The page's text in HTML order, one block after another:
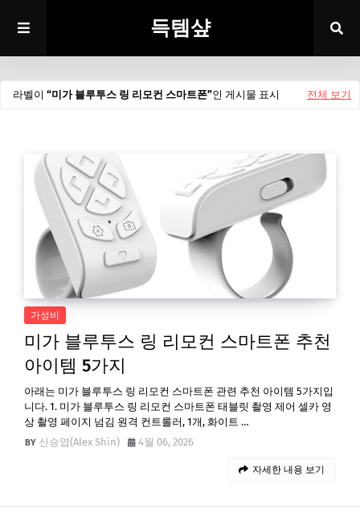
득템샾
라벨이 미가 블루투스 링 리모컨 스마트폰 인 게시물 표시 전체 보기
가성비
미가 블루투스 링 리모컨 스마트폰 추천
아이템 5가지
아래는 미가 블루투스 링 리모컨 스마트폰 관련 추천 아이템 5가지입
니다. 1. 미가 블루투스 링 리모컨 스마트폰 태블릿 촬영 제어 셀카 영
상 촬영 페이지 넘김 원격 컨트롤러, 1개, 화이트 …
신승엽(Alex Shin)
4월 06, 2026
자세한 내용 보기